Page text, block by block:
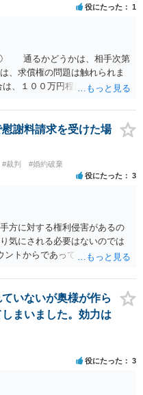
んが、一定の証拠価値はある
ら100万円を貸付扱いに変更
１００万円は不当利得（受け
た）として返還請求されてい
ではないかと存じます。 ④ 私
払い借金が既に約100万あり。
、一括で220万円を支払う事は
払いになる可能性はあります
は、強制執行により不動産等
回収が図られることになりま
ですので、その場合は分割払
このような事情であれば、私
しょうか。 ⇒ご相談者様の認
返済する必要はないと考えら
続けることがベターかと存じ
役にたった 1
通るかどうかは、相手次第
、求償権の問題は触れられま
１００万円程度となる可能
、時間的、精神的負担等）、
姿勢を示すことで、プラス
決する多くの場合は、相手
万円以下で合意できる場合は
円から８０万円程度になる
。 ２ 質問② ご記載の内容が
います。 なお、ご自身が離
かと思いますので、ご注意く
既に破綻していたことや、
たと主張することもあります
身の場合にそれらの主張が
問③ 違約金を５０万円とす
という基準はありません。
条項自体が無効になり得ます
、公序良俗に反するほど高額
、妥当かどうかというより
基準でお考えいただくといい
かは、相手も納得できるか
④ ご記載の内容からは判断
ないで合意することはリス
は、清算条項を記載するべき
謝料請求を受けた場
#裁判 #婚約破棄
役にたった 3
方に対する権利侵害があるの
気にされる必要はないのでは
ントからであっても、そこに紐
うな精神的損害が発生したと
がなされる可能性も低いので
いないが奥様が作ら
まいました。効力は
役にたった 3